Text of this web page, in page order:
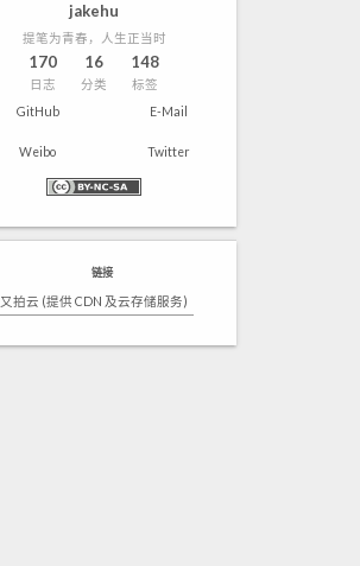
jakehu
提笔为青春，人生正当时
170
日志
16
分类
148
标签
GitHub
E-Mail
Weibo Twitter
链接
又拍云 (提供 CDN 及云存储服务)